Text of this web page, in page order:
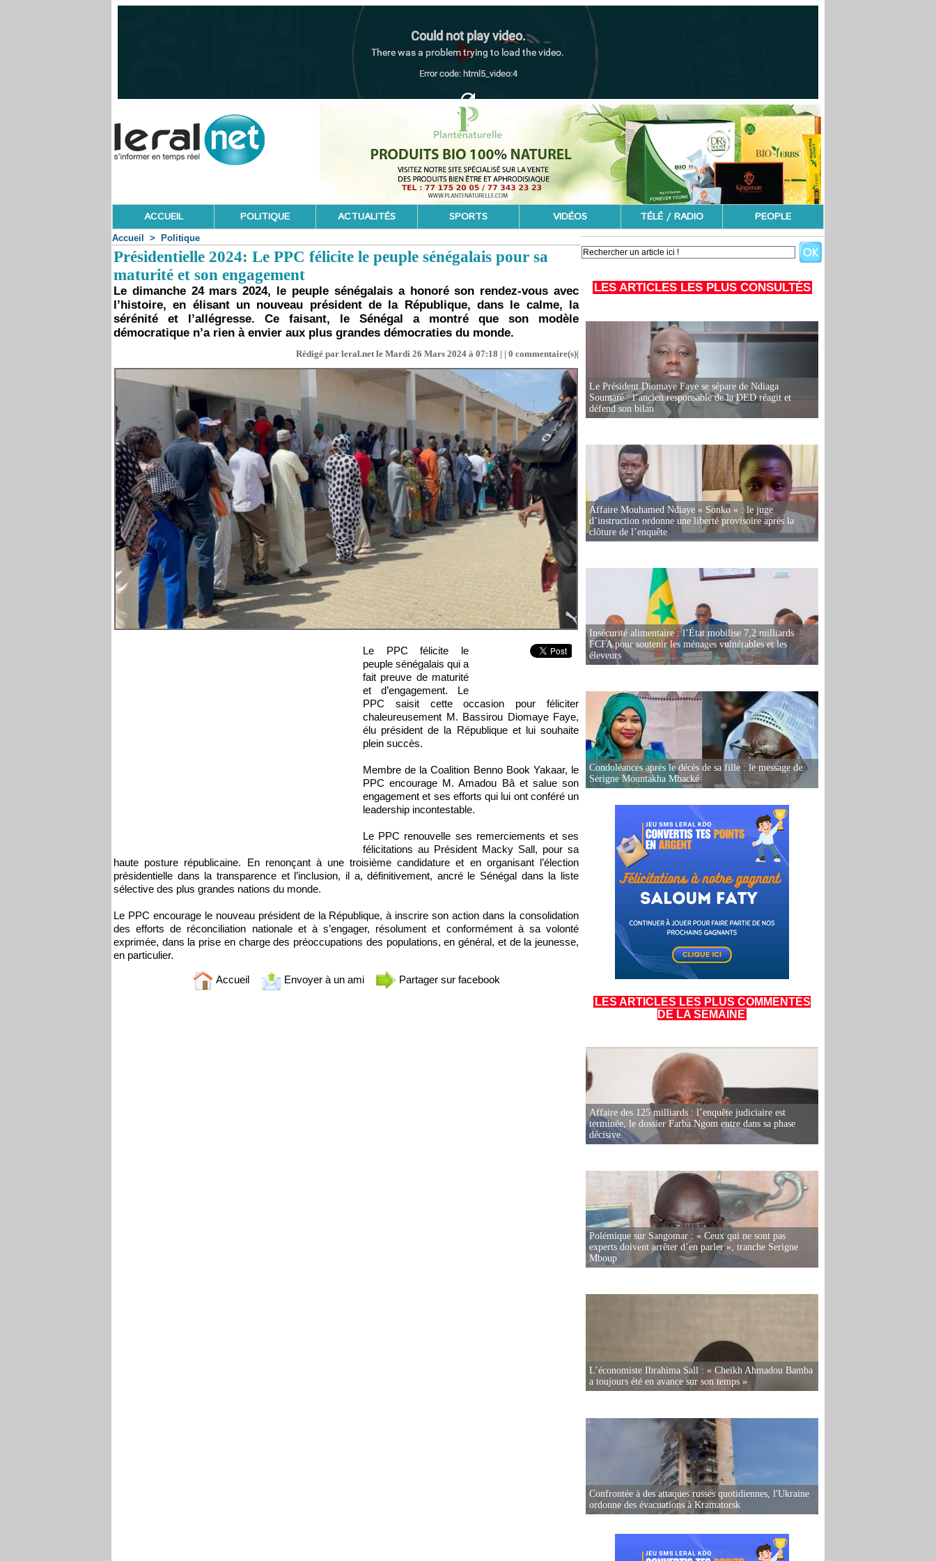
ACCUEIL POLITIQUE ACTUALITÉS SPORTS VIDÉOS TÉLÉ / RADIO PEOPLE
Accueil > Politique
Présidentielle 2024: Le PPC félicite le peuple sénégalais pour sa
maturité et son engagement
Le dimanche 24 mars 2024, le peuple sénégalais a honoré son rendez-vous avec
l’histoire, en élisant un nouveau président de la République, dans le calme, la
sérénité et l’allégresse. Ce faisant, le Sénégal a montré que son modèle
démocratique n’a rien à envier aux plus grandes démocraties du monde.
Rédigé par leral.net le Mardi 26 Mars 2024 à 07:18 | | 0 commentaire(s)|
Le PPC félicite le
peuple sénégalais qui a
fait preuve de maturité
et d’engagement. Le
PPC saisit cette occasion pour féliciter
chaleureusement M. Bassirou Diomaye Faye,
élu président de la République et lui souhaite
plein succès.
Membre de la Coalition Benno Book Yakaar, le
PPC encourage M. Amadou Bâ et salue son
engagement et ses efforts qui lui ont conféré un
leadership incontestable.
Le PPC renouvelle ses remerciements et ses
félicitations au Président Macky Sall, pour sa
haute posture républicaine. En renonçant à une troisième candidature et en organisant l’élection
présidentielle dans la transparence et l’inclusion, il a, définitivement, ancré le Sénégal dans la liste
sélective des plus grandes nations du monde.
Le PPC encourage le nouveau président de la République, à inscrire son action dans la consolidation
des efforts de réconciliation nationale et à s’engager, résolument et conformément à sa volonté
exprimée, dans la prise en charge des préoccupations des populations, en général, et de la jeunesse,
en particulier.
Accueil Envoyer à un ami Partager sur facebook
LES ARTICLES LES PLUS CONSULTÉS
Le Président Diomaye Faye se sépare de Ndiaga
Soumaré : l’ancien responsable de la DED réagit et
défend son bilan
Affaire Mouhamed Ndiaye « Sonko » : le juge
d’instruction ordonne une liberté provisoire après la
clôture de l’enquête
Insécurité alimentaire : l’État mobilise 7,2 milliards
FCFA pour soutenir les ménages vulnérables et les
éleveurs
Condoléances après le décès de sa fille : le message de
Serigne Mountakha Mbacké
LES ARTICLES LES PLUS COMMENTÉS
DE LA SEMAINE
Affaire des 125 milliards : l’enquête judiciaire est
terminée, le dossier Farba Ngom entre dans sa phase
décisive
Polémique sur Sangomar : « Ceux qui ne sont pas
experts doivent arrêter d’en parler », tranche Serigne
Mboup
L’économiste Ibrahima Sall : « Cheikh Ahmadou Bamba
a toujours été en avance sur son temps »
Confrontée à des attaques russes quotidiennes, l'Ukraine
ordonne des évacuations à Kramatorsk